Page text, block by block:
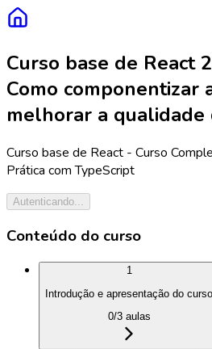
Curso base de React
Como componentizar
melhorar a qualidade
Curso base de React - Curso
Prática com TypeScript
Autenticando...
Conteúdo do curso
1
Introdução e apresentação do curso
0/3aulas